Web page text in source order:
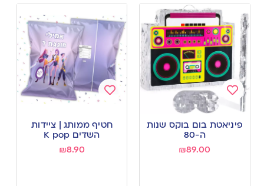
Add
to
wishlist
פיניאטת בום בוקס שנות
ה-80
₪89.00
wishlist
חטיף ממותג | ציידות
השדים K pop
₪8.90